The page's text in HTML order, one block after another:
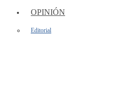
OPINIÓN
Editorial